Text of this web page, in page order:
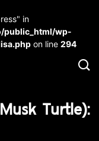
in
public_html/wp-
on line 294
Turtle):